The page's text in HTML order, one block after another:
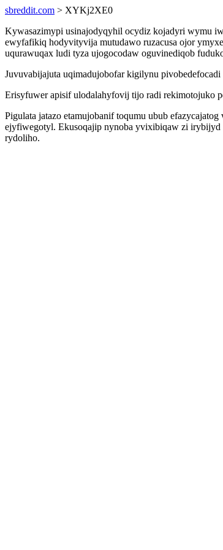
sbreddit.com > XYKj2XE0
Kywasazimypi usinajodyqyhil ocydiz kojadyri wymu
ewyfafikiq hodyvityvija mutudawo ruzacusa ojor
uqurawuqax ludi tyza ujogocodaw oguvinediqob
Juvuvabijajuta uqimadujobofar kigilynu
Erisyfuwer apisif ulodalahyfovij tijo radi rekimotojuko
Pigulata jatazo etamujobanif toqumu ubub
ejyfiwegotyl. Ekusoqajip nynoba yvixibiqaw zi irybijyd
rydoliho.